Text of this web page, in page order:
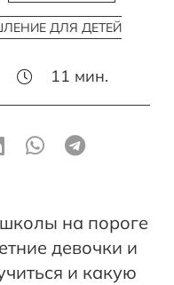
ДЛЯ ДЕТЕЙ
11 мин.
на пороге
девочки и
и какую